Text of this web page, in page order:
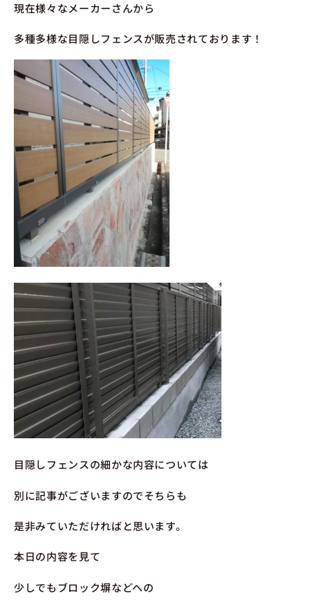
現在様々なメーカーさんから
多種多様な目隠しフェンスが販売されております！
目隠しフェンスの細かな内容については
別に記事がございますのでそちらも
是非みていただければと思います。
本日の内容を見て
少しでもブロック塀などへの